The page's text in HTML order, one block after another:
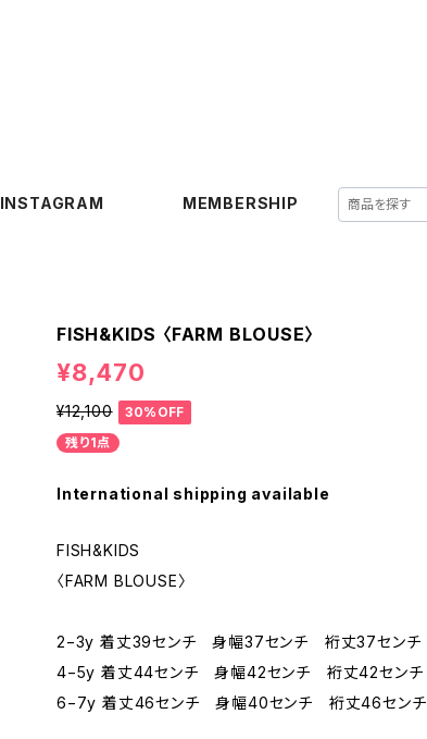
INSTAGRAM MEMBERSHIP
FISH&KIDS 〈FARM BLOUSE〉
¥8,470
¥12,100
30%OFF
残り1点
International shipping available
FISH&KIDS
〈FARM BLOUSE〉
2−3y 着丈39センチ 身幅37センチ 裄丈37センチ
4−5y 着丈44センチ 身幅42センチ 裄丈42センチ
6−7y 着丈46センチ 身幅40センチ 裄丈46センチ